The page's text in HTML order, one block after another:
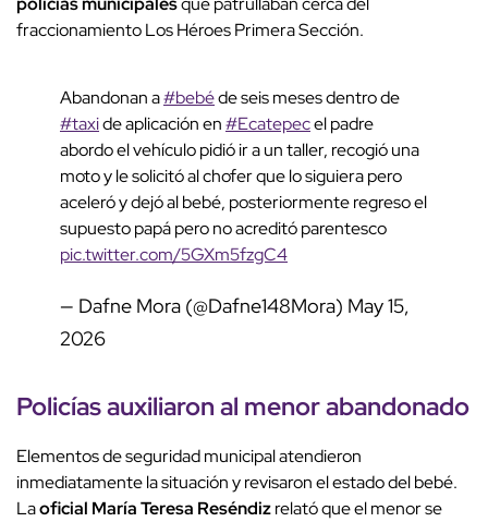
fraccionamiento Los Héroes Primera Sección.
Abandonan a#bebéde seis meses dentro de
#taxide aplicación en#Ecatepecel padre
abordo el vehículo pidió ir a un taller, recogió una
moto y le solicitó al chofer que lo siguiera pero
aceleró y dejó al bebé, posteriormente regreso el
supuesto papá pero no acreditó parentesco
pic.twitter.com/5GXm5fzgC4
— Dafne Mora (@Dafne148Mora) May 15,
2026
Policías auxiliaron al menor abandonado
Elementos de seguridad municipal atendieron
inmediatamente la situación y revisaron el estado del bebé.
Laoficial María Teresa Reséndizrelató que el menor se